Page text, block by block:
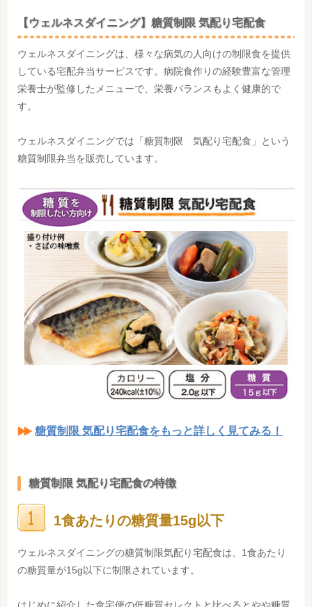
【ウェルネスダイニング】糖質制限 気配り宅配食
ウェルネスダイニングは、様々な病気の人向けの制限食を提供
している宅配弁当サービスです。病院食作りの経験豊富な管理
栄養士が監修したメニューで、栄養バランスもよく健康的で
す。
ウェルネスダイニングでは「糖質制限 気配り宅配食」という
糖質制限弁当を販売しています。
糖質制限 気配り宅配食をもっと詳しく見てみる！
糖質制限 気配り宅配食の特徴
1食あたりの糖質量15g以下
ウェルネスダイニングの糖質制限気配り宅配食は、1食あたり
の糖質量が15g以下に制限されています。